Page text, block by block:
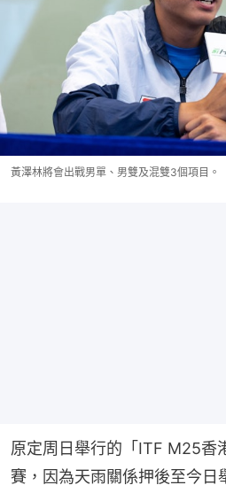
黃澤林將會出戰男單、男雙及混雙3個項目。
原定周日舉行的「ITF M25香
賽，因為天雨關係押後至今日